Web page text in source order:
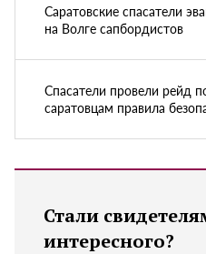
Саратовские спасатели
на Волге сапбордистов
Спасатели провели рейд
саратовцам правила
Стали
интересного?